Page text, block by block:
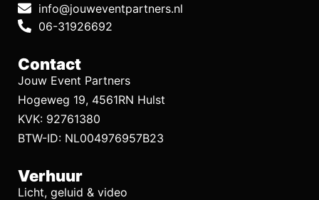
info@jouweventpartners.nl
06-31926692
Contact
Jouw Event Partners
Hogeweg 19, 4561RN Hulst
KVK: 92761380
BTW-ID: NL004976957B23
Verhuur
Licht, geluid & video